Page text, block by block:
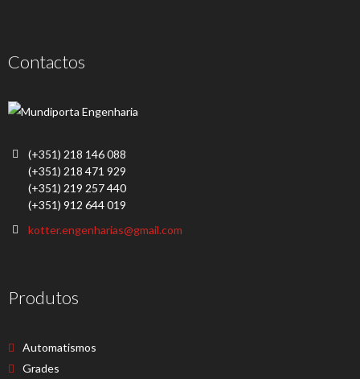
Contactos
(+351) 218 146 088
(+351) 218 471 929
(+351) 219 257 440
(+351) 912 644 019
kotter.engenharias@gmail.com
Produtos
Automatismos
Grades